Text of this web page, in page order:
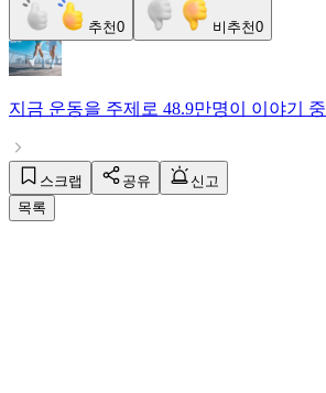
추천0 비추천0
지금 운동을 주제로 48.9만명이 이야기 중
스크랩 공유
신고
목록